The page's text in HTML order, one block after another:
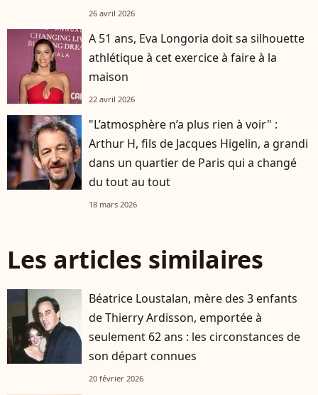
26 avril 2026
A 51 ans, Eva Longoria doit sa silhouette
athlétique à cet exercice à faire à la
maison
22 avril 2026
"L’atmosphère n’a plus rien à voir" :
Arthur H, fils de Jacques Higelin, a grandi
dans un quartier de Paris qui a changé
du tout au tout
18 mars 2026
Les articles similaires
Béatrice Loustalan, mère des 3 enfants
de Thierry Ardisson, emportée à
seulement 62 ans : les circonstances de
son départ connues
20 février 2026